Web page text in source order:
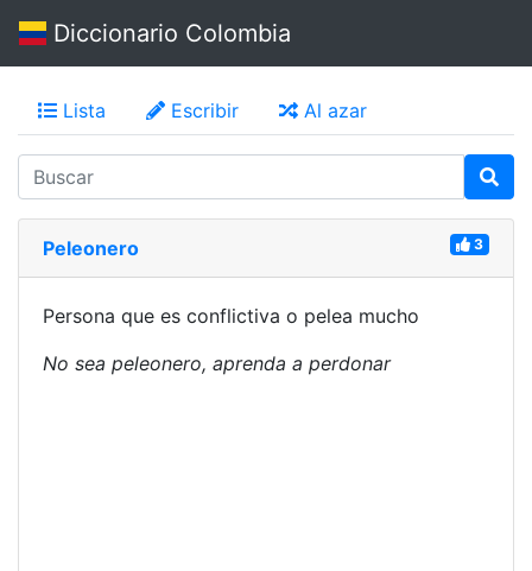
Diccionario Colombia
Lista Escribir Al azar
Peleonero 3
Persona que es conflictiva o pelea mucho
No sea peleonero, aprenda a perdonar